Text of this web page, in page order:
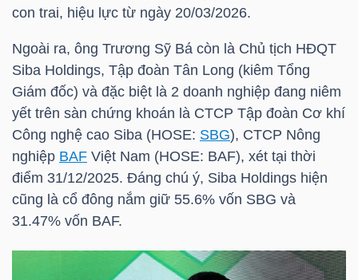
con trai, hiệu lực từ ngày 20/03/2026.
Ngoài ra, ông Trương Sỹ Bá còn là Chủ tịch HĐQT
Siba Holdings, Tập đoàn Tân Long (kiêm Tổng
Giám đốc) và đặc biệt là 2 doanh nghiệp đang niêm
yết trên sàn chứng khoán là CTCP Tập đoàn Cơ khí
Công nghệ cao Siba (HOSE: SBG), CTCP Nông
nghiệp BAF Việt Nam (HOSE: BAF), xét tại thời
điểm 31/12/2025. Đáng chú ý, Siba Holdings hiện
cũng là cổ đông nắm giữ 55.6% vốn SBG và
31.47% vốn BAF.
NGHIỆP
CỔ
PHIẾU
PHÁI